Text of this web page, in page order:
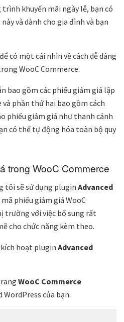
khuyến mãi ngày lễ, bạn có
và dành cho gia đình và bạn
có một cái nhìn về cách dễ dàng
WooC Commerce.
bao gồm các phiếu giảm giá lập
phần thứ hai bao gồm cách
phiếu giảm giá như thanh cảnh
có thể tự động hóa toàn bộ quy
trong WooC Commerce
tôi sẽ sử dụng plugin Advanced
phiếu giảm giá WooC
với việc bổ sung rất
cho chức năng kèm theo.
hoạt plugin Advanced
WooC Commerce
của bạn.